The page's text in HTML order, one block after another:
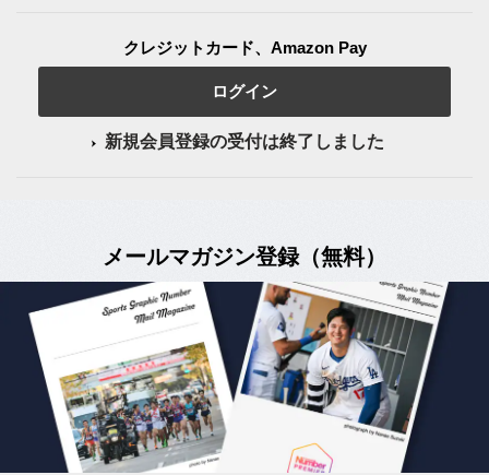
クレジットカード、Amazon Pay
ログイン
新規会員登録の受付は終了しました
メールマガジン登録（無料）